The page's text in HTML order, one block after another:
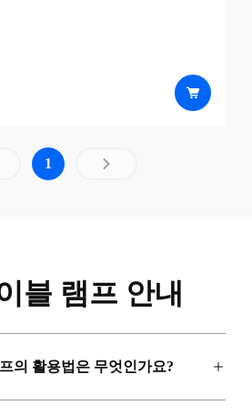
로드된 1개 중 결과 페이지 1개
1
블 램프 안내
의 활용법은 무엇인가요?